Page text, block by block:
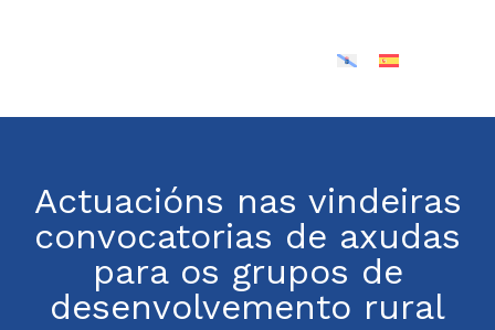
Actuacións nas vindeiras
convocatorias de axudas
para os grupos de
desenvolvemento rural